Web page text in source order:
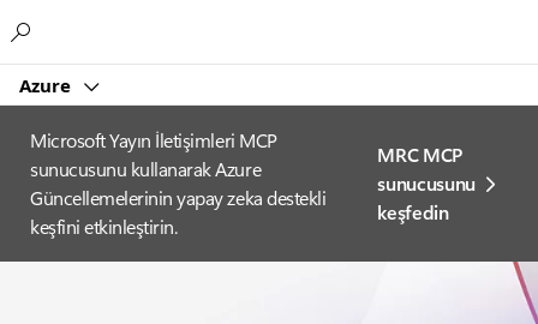
Azure
Microsoft Yayın İletişimleri MCP
sunucusunu kullanarak Azure
Güncellemelerinin yapay zeka destekli
keşfini etkinleştirin.
MRC MCP
sunucusunu
keşfedin